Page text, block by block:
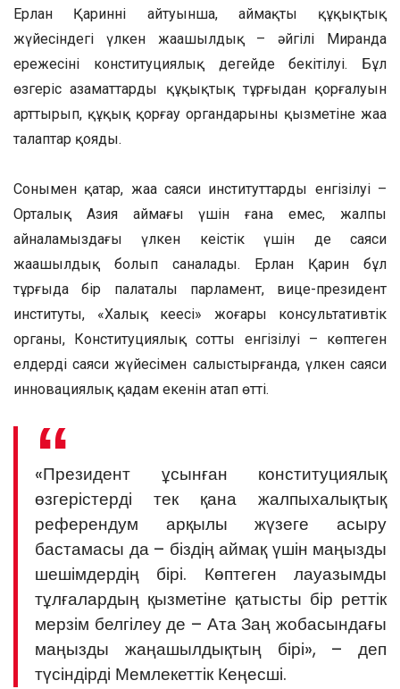
Ерлан Қариннің айтуынша, аймақтың құқықтық
жүйесіндегі үлкен жаңашылдық – әйгілі Миранда
ережесінің конституциялық деңгейде бекітілуі. Бұл
өзгеріс азаматтардың құқықтық тұрғыдан қорғалуын
арттырып, құқық қорғау органдарының қызметіне жаңа
талаптар қояды.
Сонымен қатар, жаңа саяси институттардың енгізілуі –
Орталық Азия аймағы үшін ғана емес, жалпы
айналамыздағы үлкен кеңістік үшін де саяси
жаңашылдық болып саналады. Ерлан Қарин бұл
тұрғыда бір палаталы парламент, вице-президент
институты, «Халық кеңесі» жоғары консультативтік
органы, Конституциялық соттың енгізілуі – көптеген
елдердің саяси жүйесімен салыстырғанда, үлкен саяси
инновациялық қадам екенін атап өтті.
«Президент ұсынған конституциялық
өзгерістерді тек қана жалпыхалықтық
референдум арқылы жүзеге асыру
бастамасы да – біздің аймақ үшін маңызды
шешімдердің бірі. Көптеген лауазымды
тұлғалардың қызметіне қатысты бір реттік
мерзім белгілеу де – Ата Заң жобасындағы
маңызды жаңашылдықтың бірі», – деп
түсіндірді Мемлекеттік Кеңесші.